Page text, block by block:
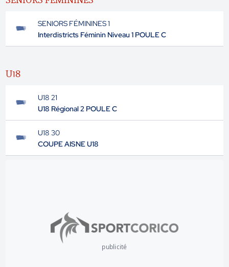
SENIORS FÉMININES 1
Interdistricts Féminin Niveau 1 POULE C
U18
U18 21
U18 Régional 2 POULE C
U18 30
COUPE AISNE U18
publicité